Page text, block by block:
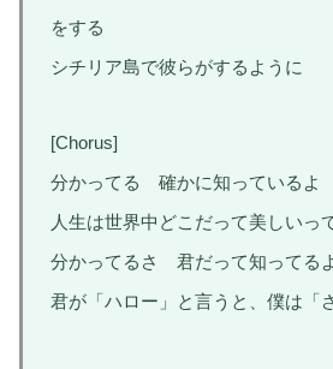
をする
シチリア島で彼らがするように
[Chorus]
分かってる 確かに知っているよ
人生は世界中どこだって美しいっ
分かってるさ 君だって知ってる
君が「ハロー」と言うと、僕は「